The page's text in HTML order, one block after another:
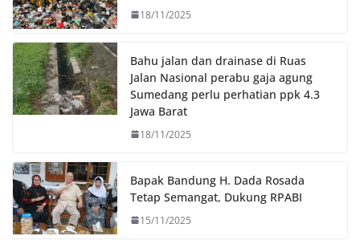
18/11/2025
Bahu jalan dan drainase di Ruas
Jalan Nasional perabu gaja agung
Sumedang perlu perhatian ppk 4.3
Jawa Barat
18/11/2025
Bapak Bandung H. Dada Rosada
Tetap Semangat, Dukung RPABI
15/11/2025